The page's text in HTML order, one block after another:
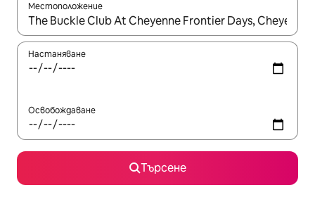
Местоположение
Когато резултатите се покажат, използвайте
Настаняване
Освобождаване
Търсене